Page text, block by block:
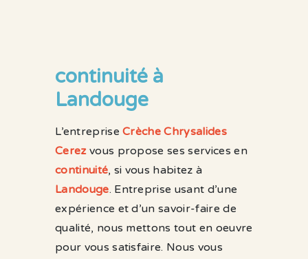
continuité à
Landouge
L’entrepriseCrèche Chrysalides
Cerezvous propose ses services en
continuité, si vous habitez à
Landouge. Entreprise usant d’une
expérience et d’un savoir-faire de
qualité, nous mettons tout en oeuvre
pour vous satisfaire. Nous vous